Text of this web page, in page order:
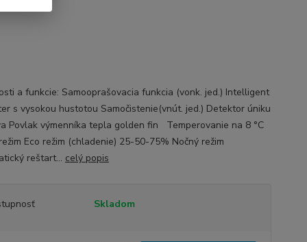
a funkcie: Samooprašovacia funkcia (vonk. jed.) Intelligent
s vysokou hustotou Samočistenie(vnút. jed.) Detektor úniku
Povlak výmenníka tepla golden fin Temperovanie na 8 °C
Eco režim (chladenie) 25-50-75% Nočný režim
reštart... celý popis
Skladom